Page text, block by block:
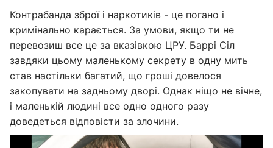
Контрабанда зброї і наркотиків - це погано і
кримінально карається. За умови, якщо ти не
перевозиш все це за вказівкою ЦРУ. Баррі Сіл
завдяки цьому маленькому секрету в одну мить
став настільки багатий, що гроші довелося
закопувати на задньому дворі. Однак ніщо не вічне,
і маленькій людині все одно одного разу
доведеться відповісти за злочини.